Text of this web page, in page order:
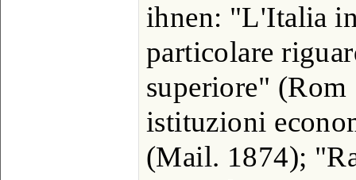
ihnen: "L'Italia
particolare
superiore"
istituzioni
(Mail. 1874);